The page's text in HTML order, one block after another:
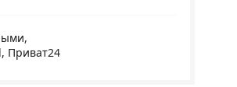
Приват24